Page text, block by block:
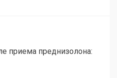
приема преднизолона: